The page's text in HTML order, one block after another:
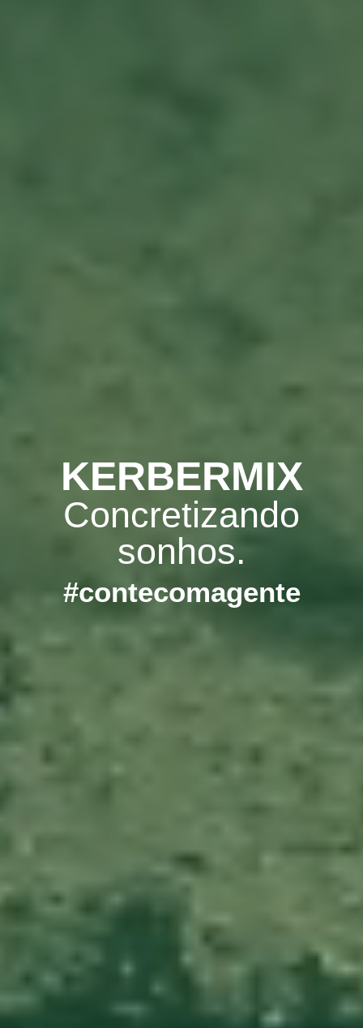
KERBERMIX
Concretizando
sonhos.
#contecomagente